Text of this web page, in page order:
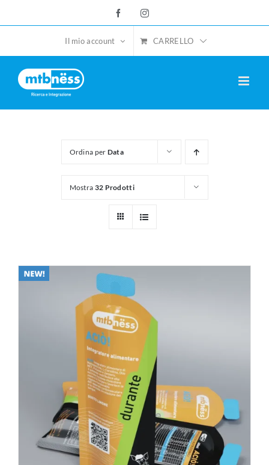
FacebookInstagram
Il mio account CARRELLO
Ordina per Data
Mostra 32 Prodotti